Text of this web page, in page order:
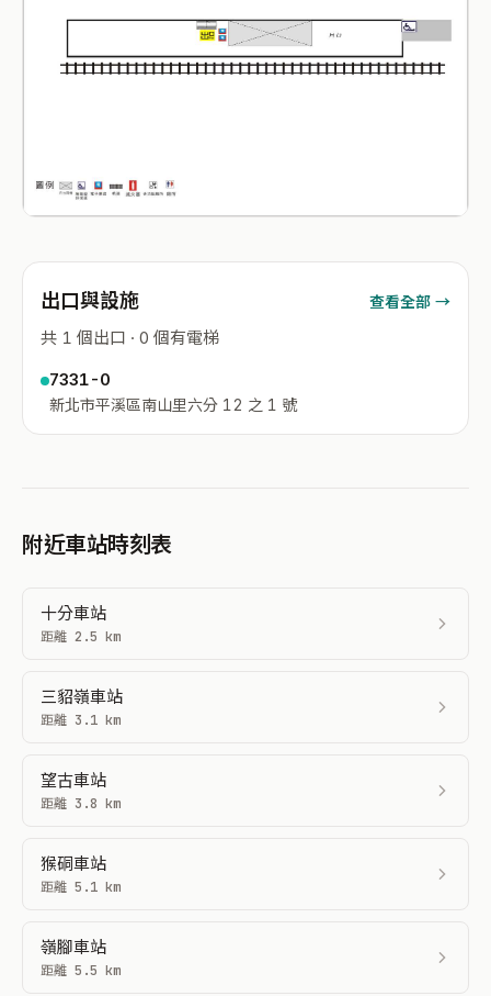
出口與設施 查看全部 →
共 1 個出口 · 0 個有電梯
7331-0
新北市平溪區南山里六分 12 之 1 號
附近車站時刻表
十分車站
距離 2.5 km
三貂嶺車站
距離 3.1 km
望古車站
距離 3.8 km
猴硐車站
距離 5.1 km
嶺腳車站
距離 5.5 km